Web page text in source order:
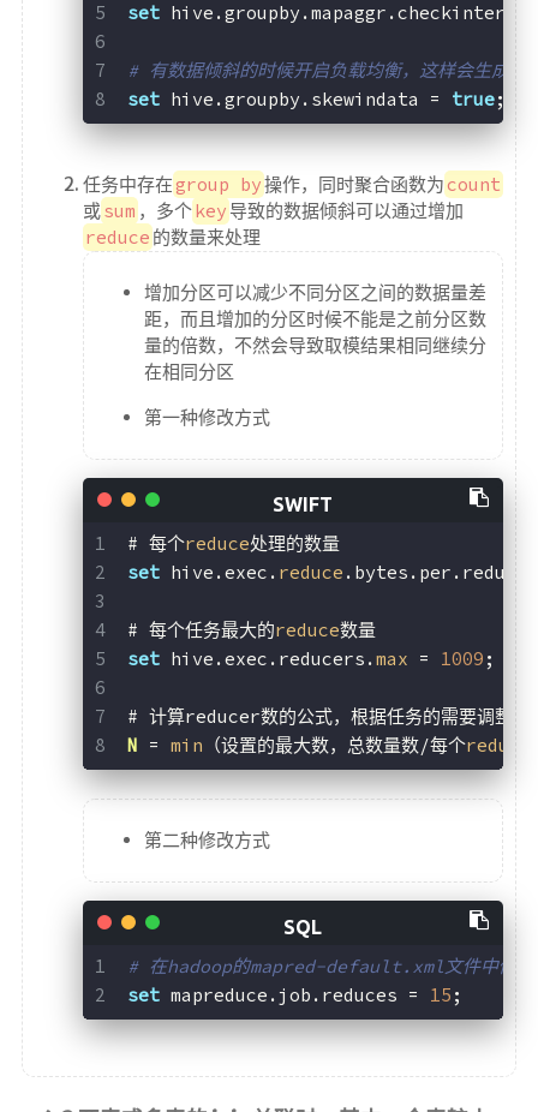
set
# 有数据倾斜的时候开启负载均衡，这样会生成两
set hive.groupby.skewindata = true;
任务中存在group by操作，同时聚合函数为count
或sum ，多个key 导致的数据倾斜可以通过增加
reduce 的数量来处理
增加分区可以减少不同分区之间的数据量差
距，而且增加的分区时候不能是之前分区数
量的倍数，不然会导致取模结果相同继续分
在相同分区
第一种修改方式
# 每个reduce处理的数量
set hive.exec. reduce
# 每个任务最大的reduce数量
set hive.exec.reducers.max = 1009 ;
# 计算reducer数的公式，根据任务的需要调整每
N = min （设置的最大数，总数量数/每个reduce
第二种修改方式
# 在hadoop的mapred-default.xml文件中修改
set mapreduce.job.reduces = 15 ;